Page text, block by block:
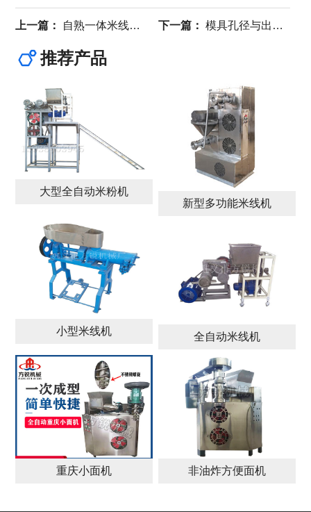
上一篇： 自熟一体米线机工艺：出机即熟，便捷的生产革新 下一篇： 模具孔径与出料压力：米线粗细均匀的秘密
推荐产品
大型全自动米粉机
新型多功能米线机
小型米线机 全自动米线机
重庆小面机 非油炸方便面机